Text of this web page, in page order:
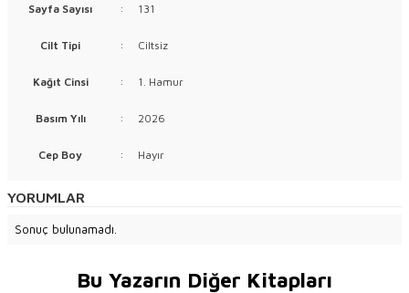
Sayfa Sayısı : 131
Cilt Tipi : Ciltsiz
Kağıt Cinsi : 1. Hamur
Basım Yılı : 2026
Cep Boy : Hayır
YORUMLAR
Sonuç bulunamadı.
Bu Yazarın Diğer Kitapları